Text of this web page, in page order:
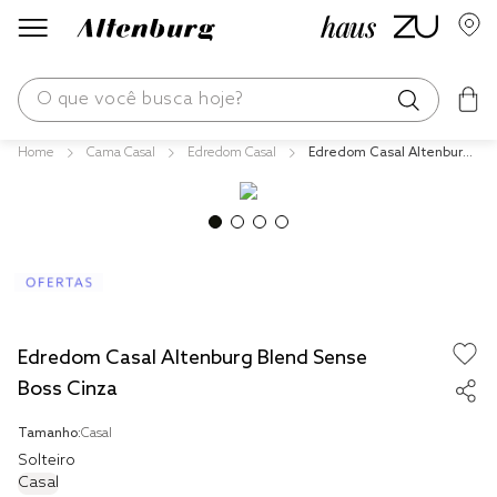
O que você busca hoje?
Cama Casal Edredom Casal
Edredom Casal Altenburg
Edredom Casal Altenburg Blend Sense
Boss Cinza
Tamanho:Casal
Solteiro
Casal
edredom
travesseiro
cobre leito